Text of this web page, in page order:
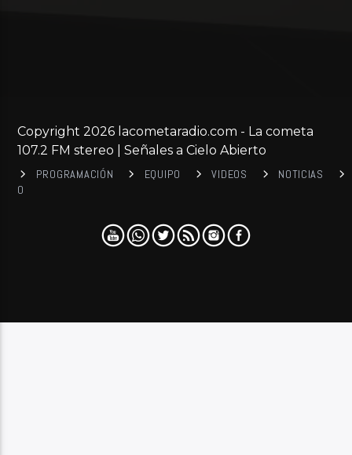
Copyright 2026 lacometaradio.com - La cometa
107.2 FM stereo | Señales a Cielo Abierto
PROGRAMACIÓN EQUIPO VIDEOS
NOTICIAS
0